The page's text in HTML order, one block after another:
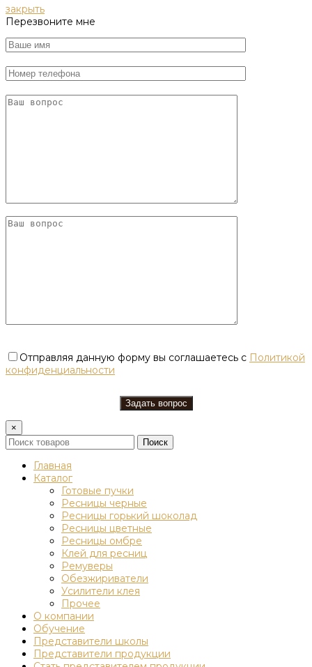
закрыть
Перезвоните мне
Отправляя данную форму вы соглашаетесь с Политикой
конфиденциальности
×
Поиск
Главная
Каталог
Готовые пучки
Ресницы черные
Ресницы горький шоколад
Ресницы цветные
Ресницы омбре
Клей для ресниц
Ремуверы
Обезжириватели
Усилители клея
Прочее
О компании
Обучение
Представители школы
Представители продукции